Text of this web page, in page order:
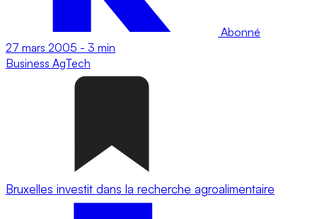
Abonné
27 mars 2005 - 3 min
Business AgTech
Bruxelles investit dans la recherche agroalimentaire